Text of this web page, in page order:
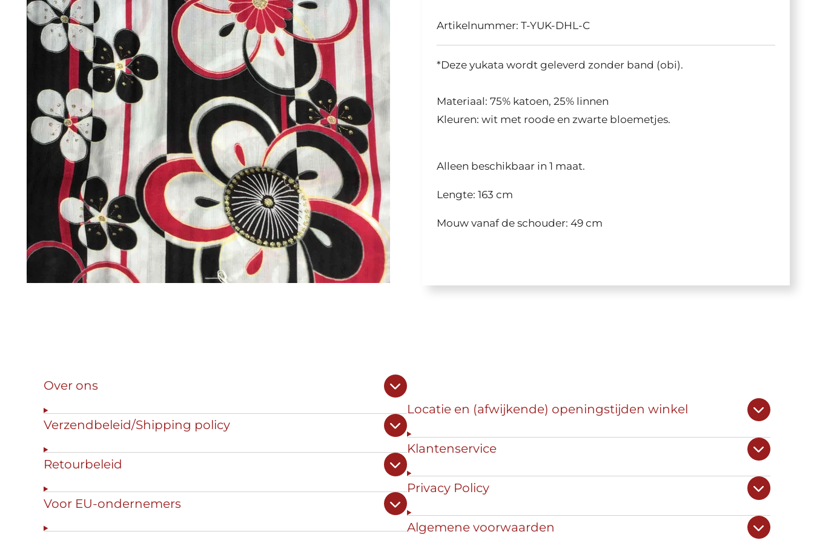
Artikelnummer: T-YUK-DHL-C
*Deze yukata wordt geleverd zonder band (obi).
Materiaal: 75% katoen, 25% linnen
Kleuren: wit met roode en zwarte bloemetjes.
Alleen beschikbaar in 1 maat.
Lengte: 163 cm
Mouw vanaf de schouder: 49 cm
Over ons
Verzendbeleid/Shipping policy
Retourbeleid
Voor EU-ondernemers
Locatie en (afwijkende) openingstijden winkel
Klantenservice
Privacy Policy
Algemene voorwaarden